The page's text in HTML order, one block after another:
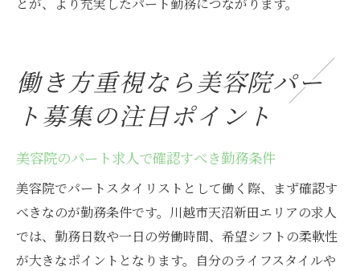
とが、より充実したパート勤務につながります。
働き方重視なら美容院パー
ト募集の注目ポイント
美容院のパート求人で確認すべき勤務条件
美容院でパートスタイリストとして働く際、まず確認す
べきなのが勤務条件です。川越市天沼新田エリアの求人
では、勤務日数や一日の労働時間、希望シフトの柔軟性
が大きなポイントとなります。自分のライフスタイルや